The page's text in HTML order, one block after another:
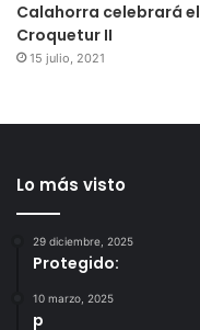
Calahorra celebrará el
Croquetur II
15 julio, 2021
Lo más visto
29 diciembre, 2025
Protegido:
10 marzo, 2025
p